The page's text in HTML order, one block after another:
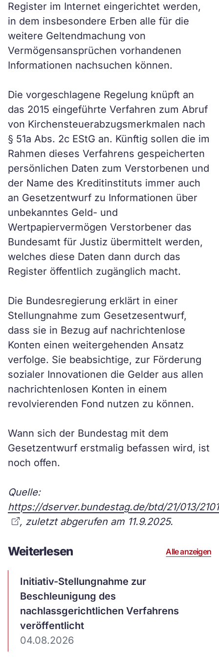
Register im Internet eingerichtet werden,
in dem insbesondere Erben alle für die
weitere Geltendmachung von
Vermögensansprüchen vorhandenen
Informationen nachsuchen können.
Die vorgeschlagene Regelung knüpft an
das 2015 eingeführte Verfahren zum Abruf
von Kirchensteuerabzugsmerkmalen nach
§ 51a Abs. 2c EStG an. Künftig sollen die im
Rahmen dieses Verfahrens gespeicherten
persönlichen Daten zum Verstorbenen und
der Name des Kreditinstituts immer auch
an Gesetzentwurf zu Informationen über
unbekanntes Geld- und
Wertpapiervermögen Verstorbener das
Bundesamt für Justiz übermittelt werden,
welches diese Daten dann durch das
Register öffentlich zugänglich macht.
Die Bundesregierung erklärt in einer
Stellungnahme zum Gesetzesentwurf,
dass sie in Bezug auf nachrichtenlose
Konten einen weitergehenden Ansatz
verfolge. Sie beabsichtige, zur Förderung
sozialer Innovationen die Gelder aus allen
nachrichtenlosen Konten in einem
revolvierenden Fond nutzen zu können.
Wann sich der Bundestag mit dem
Gesetzentwurf erstmalig befassen wird, ist
noch offen.
Quelle:
https://dserver.bundestag.de/btd/21/013/
, zuletzt abgerufen am 11.9.2025.
Weiterlesen Alle anzeigen
Initiativ-Stellungnahme zur
Beschleunigung des
nachlassgerichtlichen Verfahrens
veröffentlicht
04.08.2026
Artikel
ansehen